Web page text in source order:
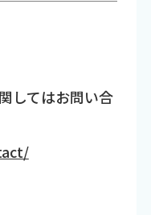
してはお問い合